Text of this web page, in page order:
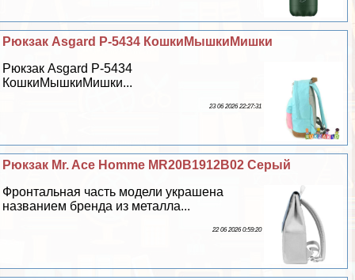
Рюкзак Asgard Р-5434 КошкиМышкиМишки
Рюкзак Asgard Р-5434
КошкиМышкиМишки...
23 06 2026 22:27:31
Рюкзак Mr. Ace Homme MR20B1912B02 Серый
Фронтальная часть модели украшена
названием бренда из металла...
22 06 2026 0:59:20